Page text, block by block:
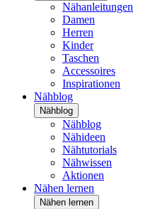
Nähanleitungen
Damen
Herren
Kinder
Taschen
Accessoires
Inspirationen
Nähblog
Nähblog
Nähblog
Nähideen
Nähtutorials
Nähwissen
Aktionen
Nähen lernen
Nähen lernen